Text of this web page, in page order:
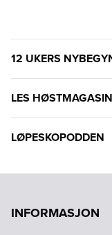
12 UKERS
LES
LØPESKOPODDEN
INFORMASJON